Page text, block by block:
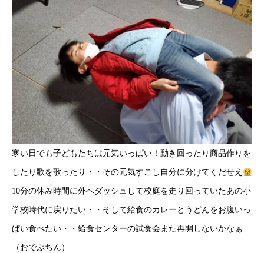
寒い日でも子どもたちは元気いっぱい！動き回ったり商品作りを
したり歌を歌ったり・・その元気すこし自分に分けてくだせえ
10分の休み時間に外へダッシュして校庭を走り回っていたあの小
学校時代に戻りたい・・そして給食のカレーとうどんをお腹いっ
ぱい食べたい・・給食センターの試食会また再開しないかなぁ
（おでぶちん）